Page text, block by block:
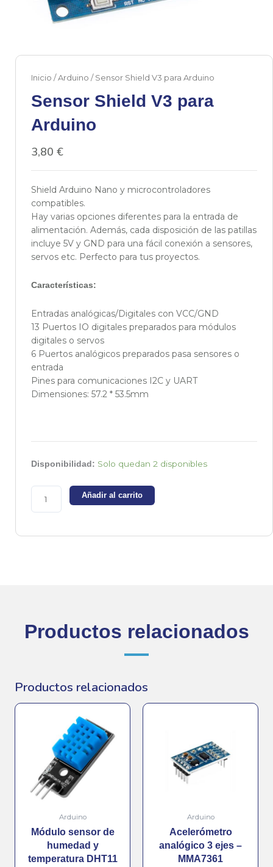
Inicio /Arduino / Sensor Shield V3 para Arduino
Sensor Shield V3 para
Arduino
3,80 €
Shield Arduino Nano y microcontroladores
compatibles.
Hay varias opciones diferentes para la entrada de
alimentación. Además, cada disposición de las patillas
incluye 5V y GND para una fácil conexión a sensores,
servos etc. Perfecto para tus proyectos.
Características:
Entradas analógicas/Digitales con VCC/GND
13 Puertos IO digitales preparados para módulos
digitales o servos
6 Puertos analógicos preparados pasa sensores o
entrada
Pines para comunicaciones I2C y UART
Dimensiones: 57.2 * 53.5mm
Disponibilidad: Solo quedan 2 disponibles
Sensor
V3
para
Arduino
Añadir al carrito
Productos relacionados
Productos relacionados
Arduino
Módulo sensor de
humedad y
temperatura DHT11
Arduino
Acelerómetro
analógico 3 ejes –
MMA7361